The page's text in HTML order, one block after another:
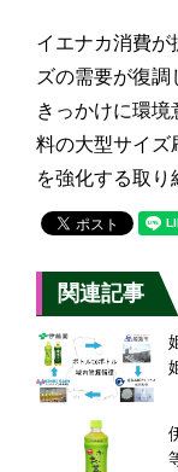
イエナカ消費
ズの需要が復
きっかけに環
料の大型サイ
を強化する取り
関連記事